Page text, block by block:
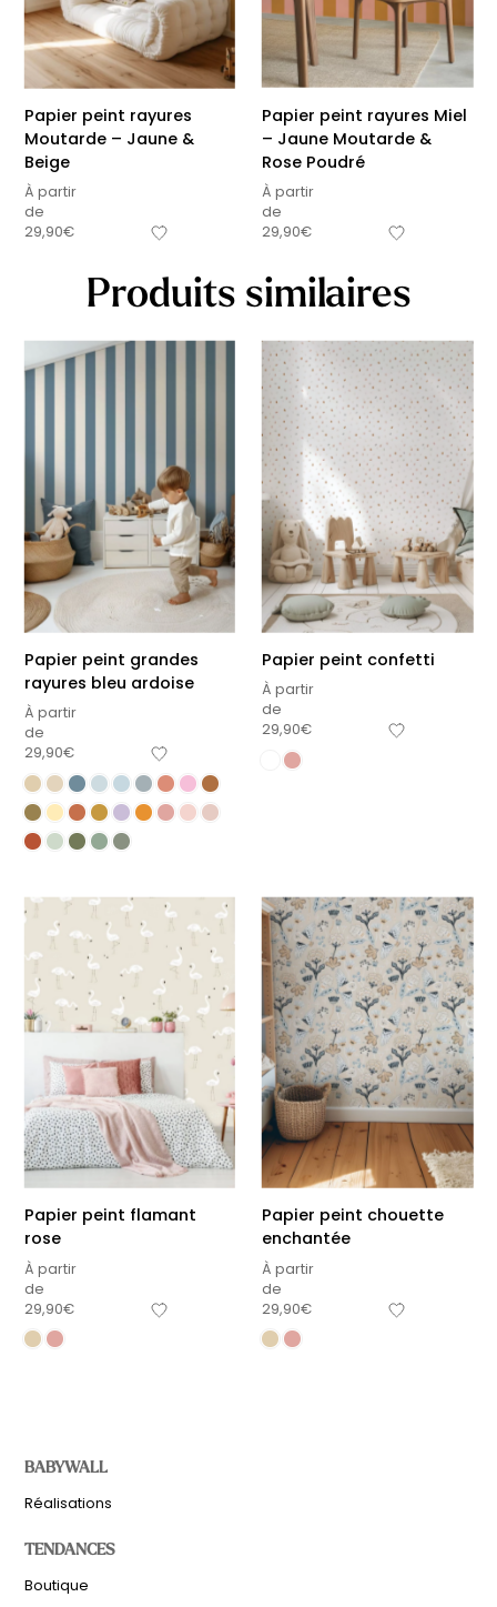
Papier peint rayures
Moutarde – Jaune &
Beige
À partir
de
29,90€
Papier peint rayures Miel
– Jaune Moutarde &
Rose Poudré
À partir
de
29,90€
Produits similaires
Papier peint grandes
rayures bleu ardoise
À partir
de
29,90€
Papier peint confetti
À partir
de
29,90€
Papier peint flamant
rose
À partir
de
29,90€
Papier peint chouette
enchantée
À partir
de
29,90€
BABYWALL
Réalisations
TENDANCES
Boutique